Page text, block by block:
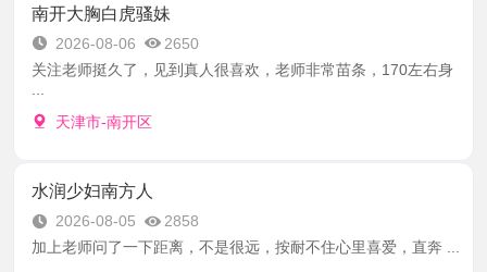
南开大胸白虎骚妹
2026-08-06
2650
关注老师挺久了，见到真人很喜欢，老师非常苗条，170左右身
天津市-南开区
水润少妇南方人
2026-08-05
2858
加上老师问了一下距离，不是很远，按耐不住心里喜爱，直奔 ...